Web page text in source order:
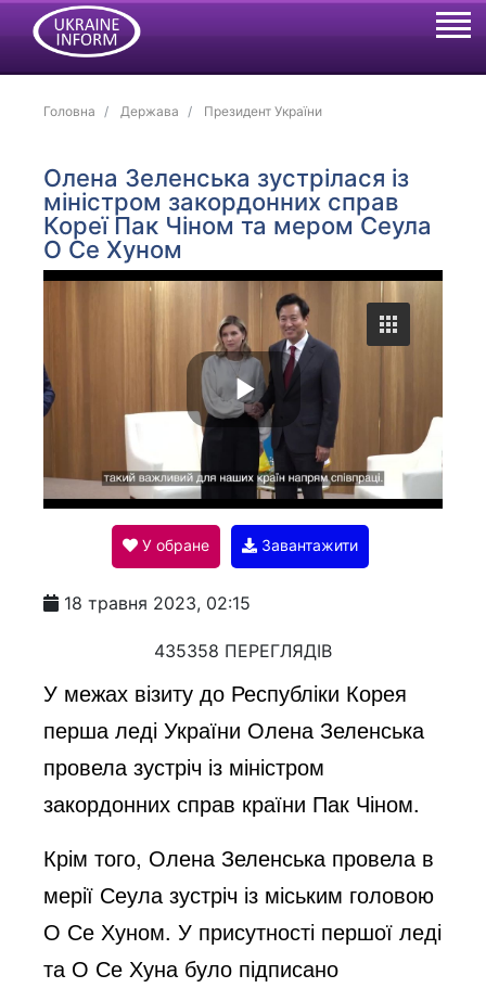
Головна Держава Президент України
Олена Зеленська зустрілася із
міністром закордонних справ
Кореї Пак Чіном та мером Сеула
О Се Хуном
P
l
a
y
V
i
d
e
У обране Завантажити
18 травня 2023, 02:15
435358 ПЕРЕГЛЯДІВ
У межах візиту до Республіки Корея
перша леді України Олена Зеленська
провела зустріч із міністром
закордонних справ країни Пак Чіном.
Крім того, Олена Зеленська провела в
мерії Сеула зустріч із міським головою
О Се Хуном. У присутності першої леді
та О Се Хуна було підписано